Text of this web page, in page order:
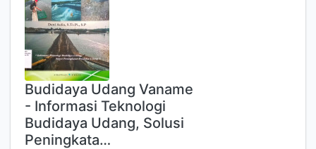
Budidaya Udang Vaname
- Informasi Teknologi
Budidaya Udang, Solusi
Peningkata…